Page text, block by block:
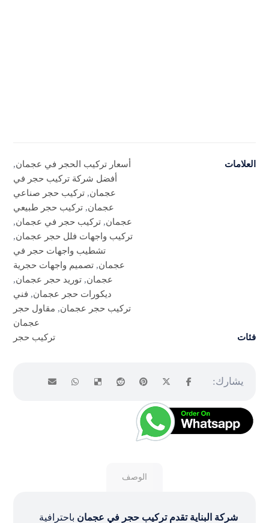
العلامات أسعار تركيب الحجر في عجمان,
أفضل شركة تركيب حجر في
عجمان, تركيب حجر صناعي
عجمان, تركيب حجر طبيعي
عجمان, تركيب حجر في عجمان,
تركيب واجهات فلل حجر عجمان,
تشطيب واجهات حجر في
عجمان, تصميم واجهات حجرية
عجمان, توريد حجر عجمان,
ديكورات حجر عجمان, فني
تركيب حجر عجمان, مقاول حجر
عجمان
فئات
تركيب حجر
الوصف
شركة البناية تقدم تركيب حجر في عجمان باحترافية